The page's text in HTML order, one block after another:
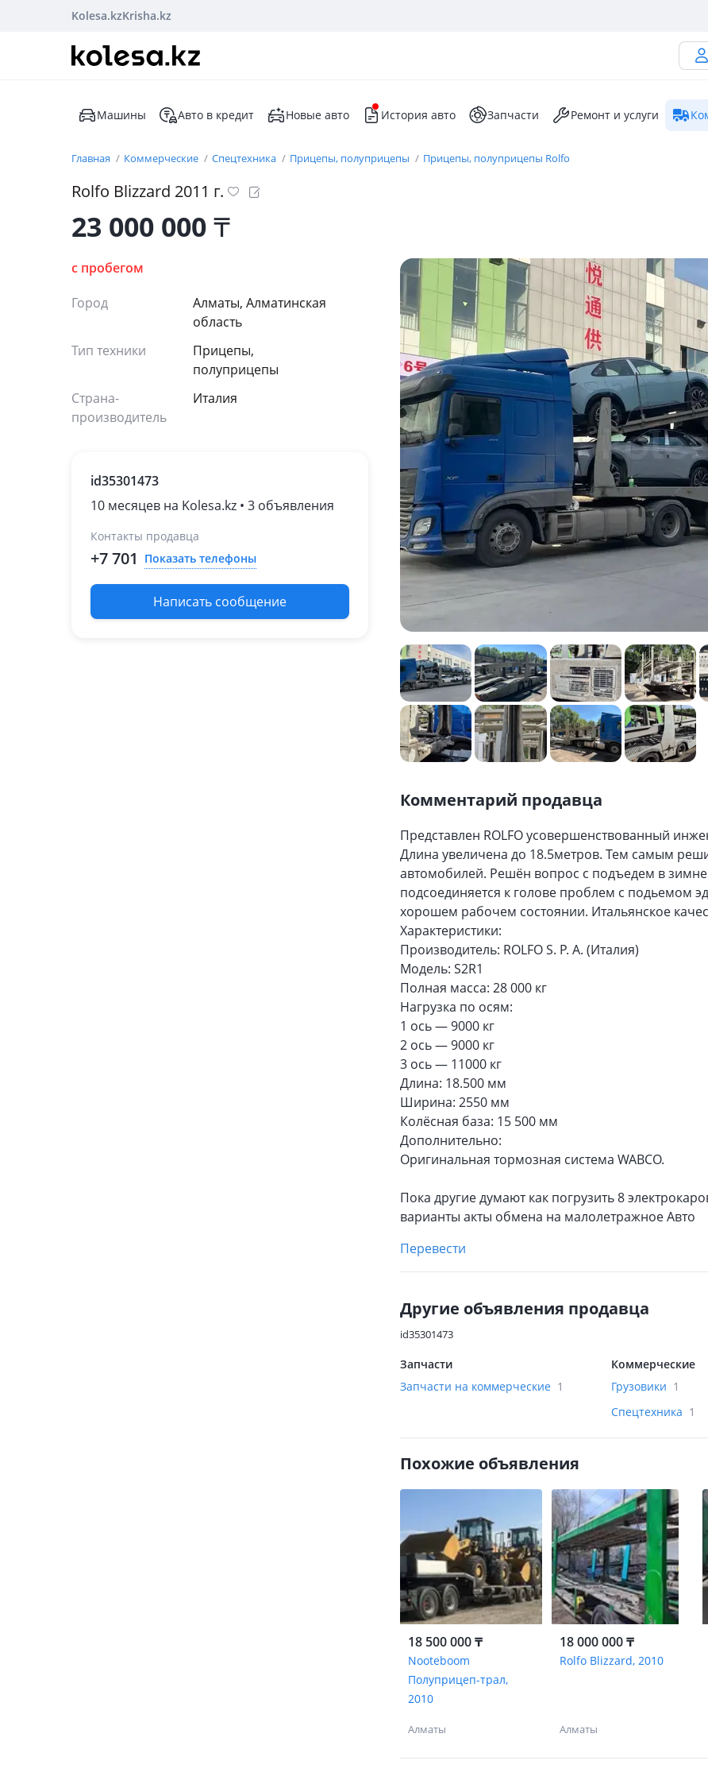
Kolesa.kzKrisha.kz
Машины Авто в кредит Новые авто История авто Запчасти Ремонт и услуги
Главная Коммерческие Спецтехника Прицепы, полуприцепы Прицепы, полуприцепы Rolfo
Rolfo Blizzard 2011 г.
23 000 000₸
с пробегом
Город
Алматы, Алматинская
область
Тип техники
Прицепы,
полуприцепы
Страна-
производитель
Италия
id35301473
10 месяцев на Kolesa.kz • 3 объявления
Контакты продавца
+7 701 Показать телефоны
Написать сообщение
Комментарий продавца
Представлен ROLFO усовершенствованный
Длина увеличена до 18.5метров. Тем самым
автомобилей. Решён вопрос с подъедем в
подсоединяется к голове проблем с подьемом
хорошем рабочем состоянии. Итальянское
Характеристики:
Производитель: ROLFO S. P. A. (Италия)
Модель: S2R1
Полная масса: 28 000 кг
Нагрузка по осям:
1 ось — 9000 кг
2 ось — 9000 кг
3 ось — 11000 кг
Длина: 18.500 мм
Ширина: 2550 мм
Колёсная база: 15 500 мм
Дополнительно:
Оригинальная тормозная система WABCO.
Пока другие думают как погрузить 8
варианты акты обмена на малолетражное Авто
Перевести
Другие объявления продавца
id35301473
Запчасти
Запчасти на коммерческие 1
Коммерческие
Грузовики 1
Спецтехника 1
Похожие объявления
18 500 000 ₸
Nooteboom
Полуприцеп-трал,
2010
Алматы
18 000 000 ₸
Rolfo Blizzard, 2010
Алматы